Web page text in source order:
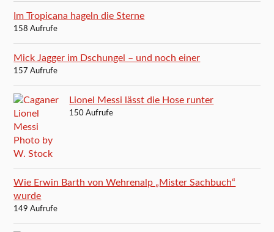
Im Tropicana hageln die Sterne
158 Aufrufe
Mick Jagger im Dschungel – und noch einer
157 Aufrufe
Lionel Messi lässt die Hose runter
150 Aufrufe
Wie Erwin Barth von Wehrenalp „Mister Sachbuch“
wurde
149 Aufrufe